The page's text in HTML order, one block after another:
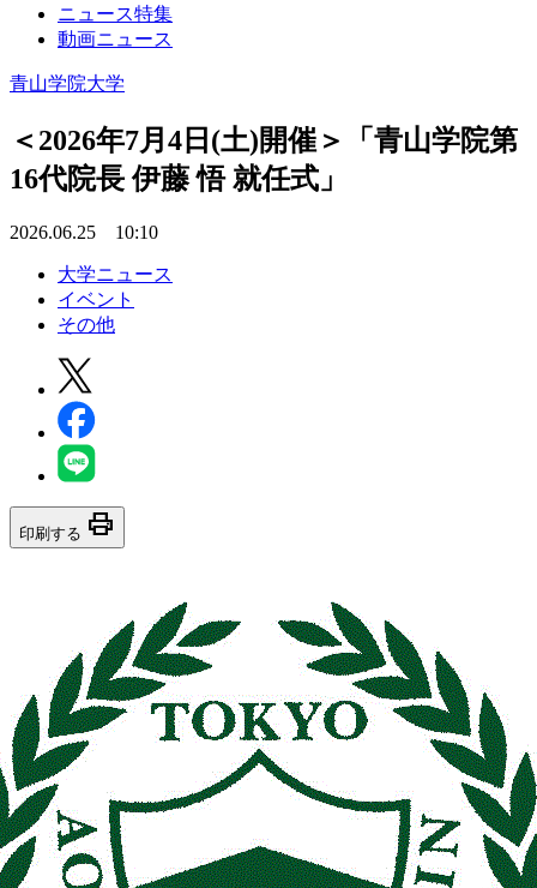
ニュース特集
動画ニュース
青山学院大学
＜2026年7月4日(土)開催＞「青山学院第
16代院長 伊藤 悟 就任式」
2026.06.25 10:10
大学ニュース
イベント
その他
印刷する print